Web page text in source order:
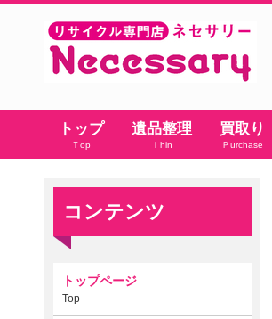
トップ
Ｔop
遺品整理
Ｉhin
買取り
Ｐurchase
コンテンツ
トップページ
Top